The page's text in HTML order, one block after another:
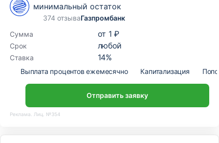
минимальный остаток
374 отзываГазпромбанк
Сумма
от 1 ₽
Срок любой
Ставка 14%
Выплата процентов ежемесячно Капитализация
Отправить заявку
Реклама. Лиц. №354